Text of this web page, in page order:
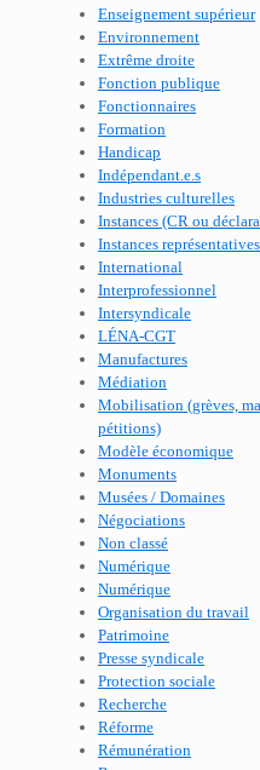
Enseignement supérieur
Environnement
Extrême droite
Fonction publique
Fonctionnaires
Formation
Handicap
Indépendant.e.s
Industries culturelles
Instances (CR ou
Instances représentatives
International
Interprofessionnel
Intersyndicale
LÉNA-CGT
Manufactures
Médiation
Mobilisation (grèves,
pétitions)
Modèle économique
Monuments
Musées / Domaines
Négociations
Non classé
Numérique
Numérique
Organisation du travail
Patrimoine
Presse syndicale
Protection sociale
Recherche
Réforme
Rémunération